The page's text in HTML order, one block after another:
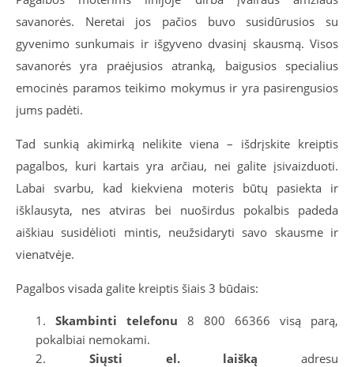
savanorės. Neretai jos pačios buvo susidūrusios su
gyvenimo sunkumais ir išgyveno dvasinį skausmą. Visos
savanorės yra praėjusios atranką, baigusios specialius
emocinės paramos teikimo mokymus ir yra pasirengusios
jums padėti.
Tad sunkią akimirką nelikite viena – išdrįskite kreiptis
pagalbos, kuri kartais yra arčiau, nei galite įsivaizduoti.
Labai svarbu, kad kiekviena moteris būtų pasiekta ir
išklausyta, nes atviras bei nuoširdus pokalbis padeda
aiškiau susidėlioti mintis, neužsidaryti savo skausme ir
vienatvėje.
Pagalbos visada galite kreiptis šiais 3 būdais:
Skambinti telefonu 8 800 66366 visą parą,
pokalbiai nemokami.
Siųsti el. laišką adresu